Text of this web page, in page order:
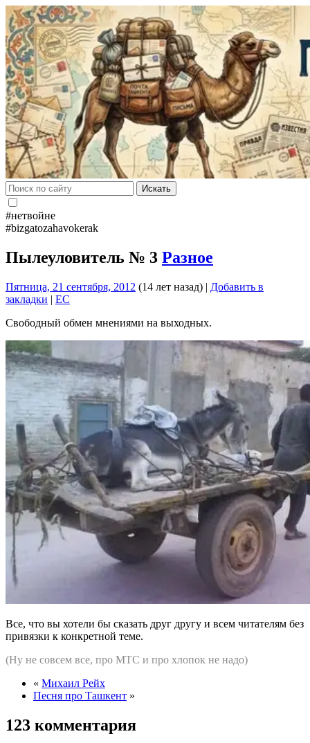
Искать
#нетвойне
#bizgatozahavokerak
Пылеуловитель № 3 Разное
Пятница, 21 сентября, 2012 (14 лет назад) | Добавить в
закладки | EC
Свободный обмен мнениями на выходных.
Все, что вы хотели бы сказать друг другу и всем читателям без
привязки к конкретной теме.
(Ну не совсем все, про МТС и про хлопок не надо)
« Михаил Рейх
Песня про Ташкент »
123 комментария